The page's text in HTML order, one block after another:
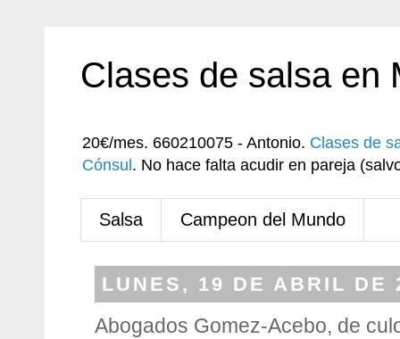
Clases de salsa en
20€/mes. 660210075 - Antonio. Clases de
Cónsul . No hace falta acudir en pareja
Salsa Campeon del Mundo
LUNES, 19 DE ABRIL DE
Abogados Gomez-Acebo, de